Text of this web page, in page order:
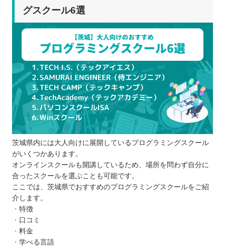
説明会などに参加して講師から話を聞く
口コミや体験談などリアルな声を参考にす
る
通える時間や料金を決める
プログラミングスクールを比較するときの5つのポ
イント
スケジュール
受講形式
受講料
カリキュラム
サポート体制
プログラミングスクールに通う5つのメリット
グスクール6選
茨城県内には大人向けに展開しているプログラミングスクール
がいくつかあります。
オンラインスクールも開講しているため、場所を問わず自分に
合ったスクールを選ぶことも可能です。
ここでは、茨城県でおすすめのプログラミングスクールをご紹
介します。
特徴
口コミ
料金
学べる言語